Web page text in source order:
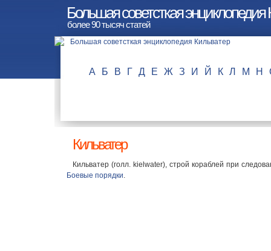
Большая советсткая энциклопедия
более 90 тысяч статей
А Б В Г Д Е Ж З И Й К Л М Н
Кильватер
Кильватер (голл. kielwater), строй кораблей при
Боевые порядки.